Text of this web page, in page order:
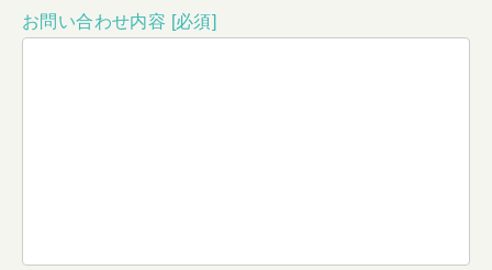
お問い合わせ内容 [必須]